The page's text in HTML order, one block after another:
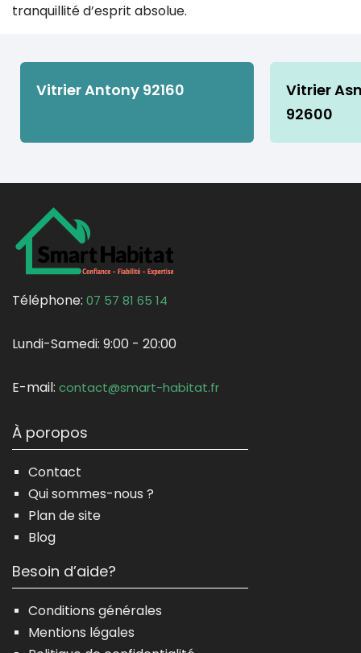
tranquillité d’esprit absolue.
Vitrier Antony 92160
Vitrier
92600
Téléphone: 07 57 81 65 14
Lundi-Samedi: 9:00 - 20:00
E-mail: contact@smart-habitat.fr
À poropos
Contact
Qui sommes-nous ?
Plan de site
Blog
Besoin d’aide?
Conditions générales
Mentions légales